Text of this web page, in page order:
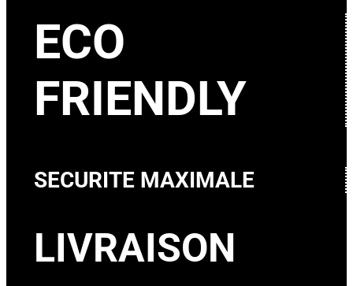
ECO
FRIENDLY
SECURITE MAXIMALE
LIVRAISON